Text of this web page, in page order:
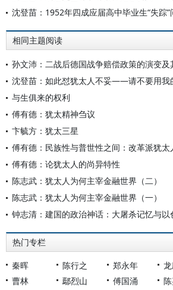
沈登苗：1952年四成应届高中毕业生“失踪”
相同主题阅读
孙文沛：二战后德国战争赔偿政策的演变及
与生俱来的权利
傅有德：犹太精神刍议
卞毓方：犹太三星
傅有德：民族性与普世性之间：改革派犹
傅有德：论犹太人的尚异特性
陈志武：犹太人为何主宰金融世界（二）
陈志武：犹太人为何主宰金融世界（一）
钟志清：建国的政治神话：大屠杀记忆与
热门专栏
秦晖 陈行之 郑永年
曹林
鄢烈山 傅国涌